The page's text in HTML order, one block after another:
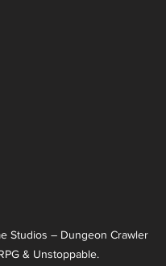
Studios – Dungeon Crawler
& Unstoppable.